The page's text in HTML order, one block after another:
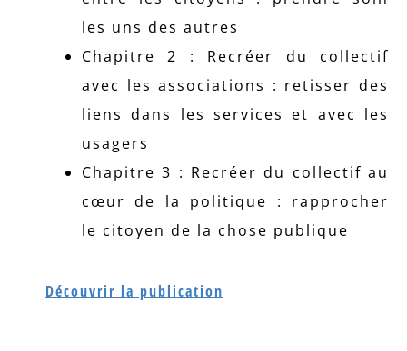
les uns des autres
Chapitre 2 : Recréer du collectif
avec les associations : retisser des
liens dans les services et avec les
usagers
Chapitre 3 : Recréer du collectif au
cœur de la politique : rapprocher
le citoyen de la chose publique
Découvrir la publication